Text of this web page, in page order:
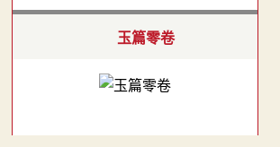
玉篇零卷